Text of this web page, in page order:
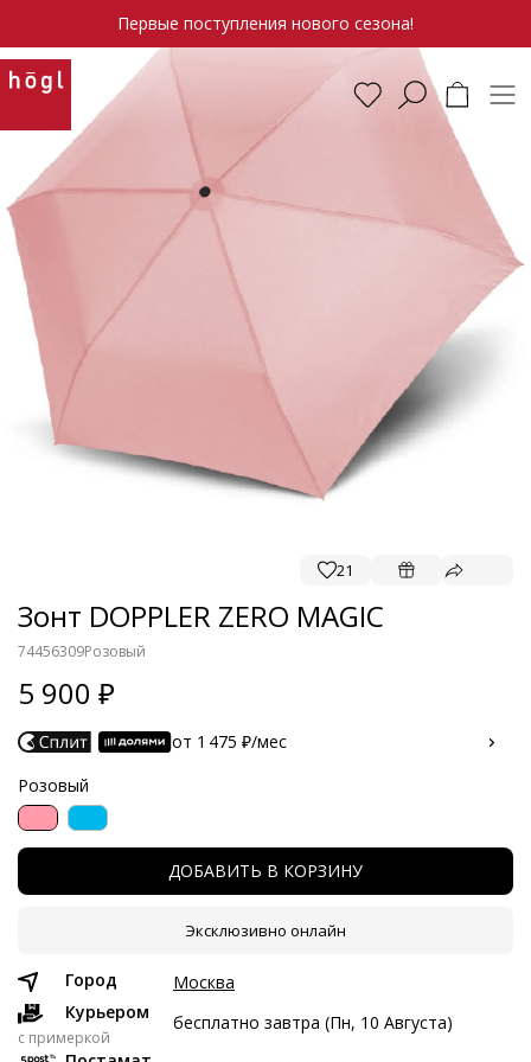
Первые поступления нового сезона!
21
Зонт DOPPLER ZERO MAGIC
74456309Розовый
5 900
от 1 475 ₽/мес
Расчет носит предварительный характер. Финальная сумма
рассчитываются на этапе оплаты.
Частями с Яндекс Сплит
Краткосрочный Сплит с разбивкой платежей на 2 месяца.
Без скрытых платежей.
Платёж от 1 475 рублей в месяц
1 475 ₽ сейчас
Розовый
ДОБАВИТЬ В КОРЗИНУ
Эксклюзивно онлайн
Город
Москва
Курьером
c примеркой
бесплатно завтра (Пн, 10 Августа)